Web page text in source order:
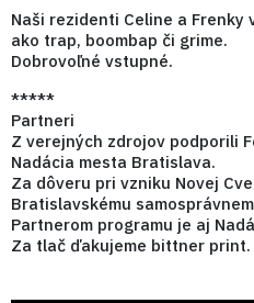
Naši rezidenti Celine a Frenky
ako trap, boombap či grime.
Dobrovoľné vstupné.
*****
Partneri
Z verejných zdrojov podporili
Nadácia mesta Bratislava.
Za dôveru pri vzniku Novej
Bratislavskému
Partnerom programu je aj
Za tlač ďakujeme bittner print.